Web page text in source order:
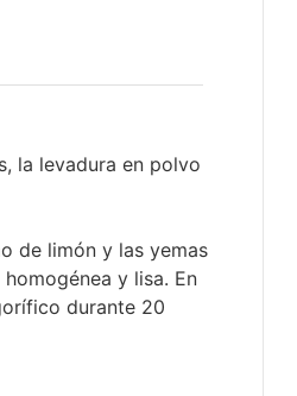
la levadura en polvo
de limón y las yemas
y lisa. En
durante 20